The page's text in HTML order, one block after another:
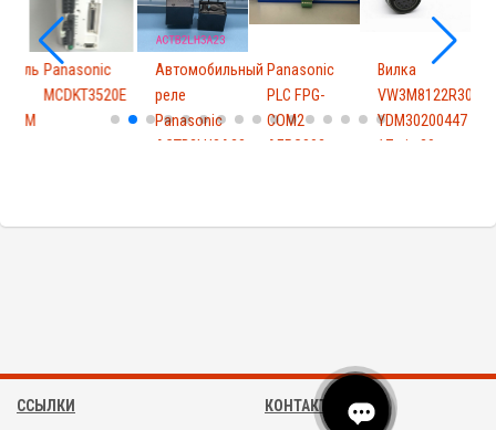
Panasonic
MCDKT3520E
Автомобильный
реле
Panasonic
ACTB2LH3A23...
Panasonic
PLC FPG-
COM2
AFPG802
Вилка
VW3M8122R30
YDM30200447
17-pin 20-...
ССЫЛКИ КОНТАКТЫ